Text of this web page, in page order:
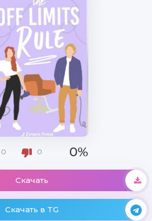
0 0 0%
Скачать
Скачать в TG